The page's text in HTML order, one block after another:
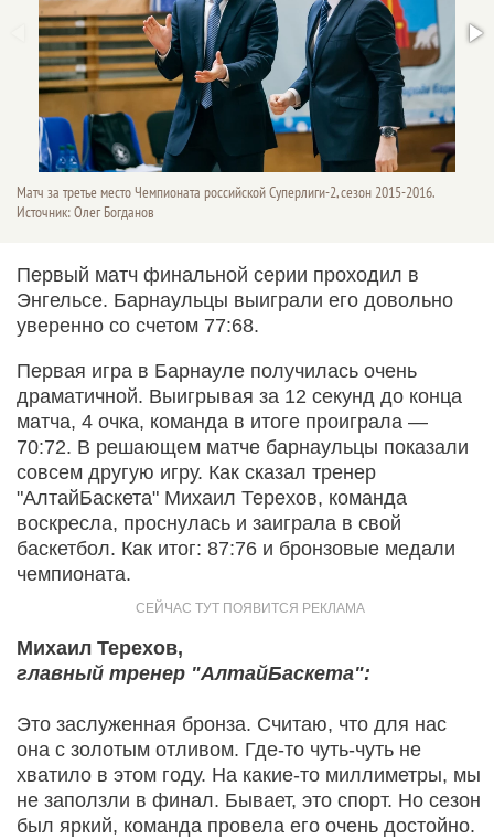
Матч за третье место Чемпионата российской Суперлиги-2, сезон 2015-2016.
Источник: Олег Богданов
Первый матч финальной серии проходил в
Энгельсе. Барнаульцы выиграли его довольно
уверенно со счетом 77:68.
Первая игра в Барнауле получилась очень
драматичной. Выигрывая за 12 секунд до конца
матча, 4 очка, команда в итоге проиграла —
70:72. В решающем матче барнаульцы показали
совсем другую игру. Как сказал тренер
"АлтайБаскета" Михаил Терехов, команда
воскресла, проснулась и заиграла в свой
баскетбол. Как итог: 87:76 и бронзовые медали
чемпионата.
Михаил Терехов,
главный тренер "АлтайБаскета":
Это заслуженная бронза. Считаю, что для нас
она с золотым отливом. Где-то чуть-чуть не
хватило в этом году. На какие-то миллиметры, мы
не заползли в финал. Бывает, это спорт. Но сезон
был яркий, команда провела его очень достойно.